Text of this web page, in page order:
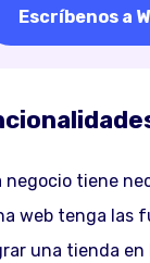
Escríbenos a
negocio tiene
web tenga las
una tienda en